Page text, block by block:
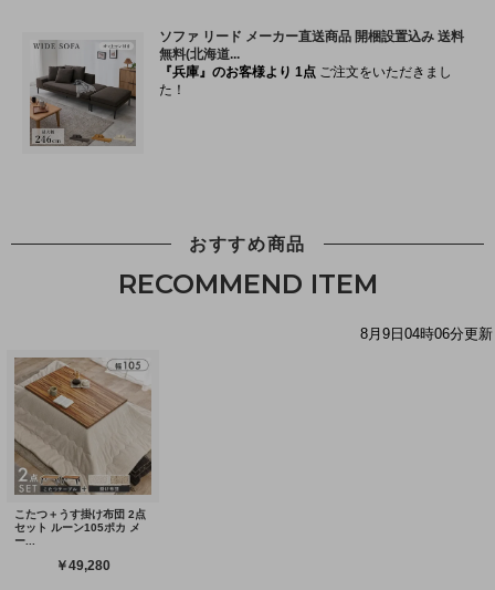
おすすめ商品
RECOMMEND ITEM